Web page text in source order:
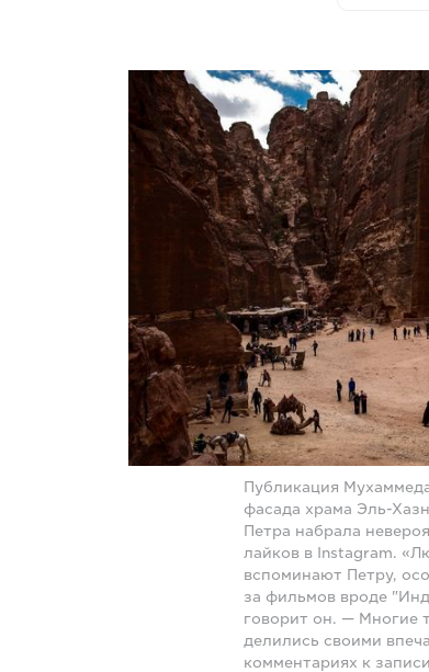
Публикация
фасада храма Эль-
Петра набрала
лайков в Instagram.
вспоминают Петру,
за фильмов вроде
говорит он. — Многие
делились своими
комментариях к